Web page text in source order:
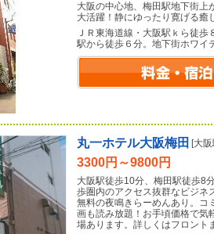
大阪の中心地、梅田駅地下街上
大活躍！静にゆったり寛げる癒
ＪＲ東海道線・大阪駅ｋら徒
駅から徒歩６分。地下街ホワイ
丸一ホテル大阪梅田 [大
3300円～9800円
大阪駅徒歩10分、梅田駅徒歩8
歩圏内のアクセス抜群なビジネ
無料の夜鳴きらーめんあり。コ
画も読み放題！お手頃価格で気
場あります。詳しくはフロント